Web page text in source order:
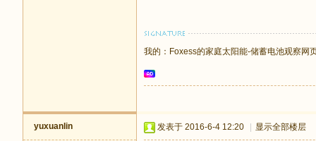
我的： Foxess的家庭太阳能-储蓄电池观察网
yuxuanlin 发表于 2016-6-4 12:20 显示全部楼层